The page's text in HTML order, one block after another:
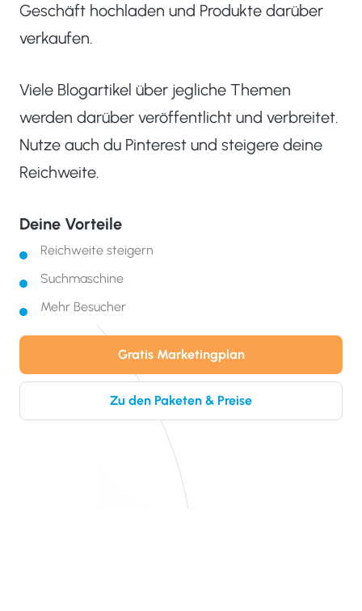
Geschäft hochladen und Produkte darüber
verkaufen.
Viele Blogartikel über jegliche Themen
werden darüber veröffentlicht und verbreitet.
Nutze auch du Pinterest und steigere deine
Reichweite.
Deine Vorteile
Reichweite steigern
Suchmaschine
Mehr Besucher
Gratis Marketingplan
Zu den Paketen & Preise